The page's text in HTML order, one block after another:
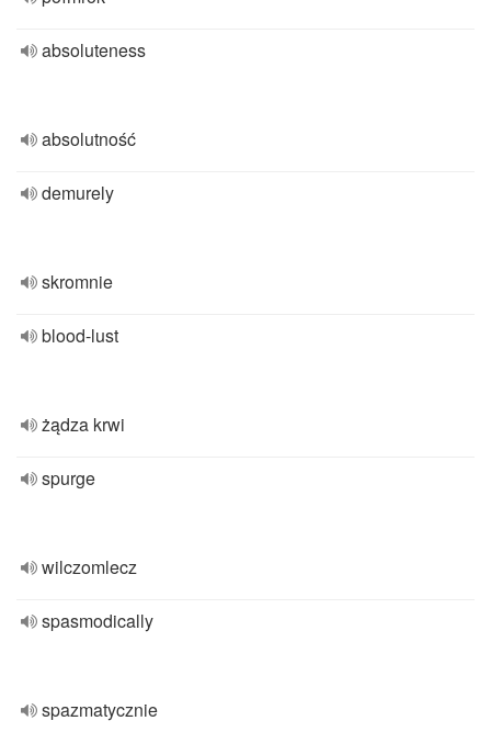
absoluteness
absolutność
demurely
skromnie
blood-lust
żądza krwi
spurge
wilczomlecz
spasmodically
spazmatycznie